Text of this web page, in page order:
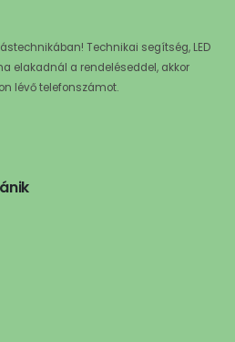
Technikai segítség, LED
elakadnál a rendeléseddel, akkor
lévő telefonszámot.